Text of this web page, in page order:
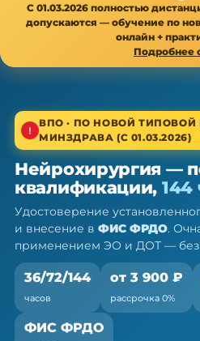
С 01.03.2026 полностью
допускаются — обучение по
онлайн +
Подробнее
Высшее звено · новая типовая
Нейрохирургия —
Очно (практика) + теория
работы
ВПО · ПО НОВОЙ
МИНЗДРАВА (С 01.03.2026)
Нейрохирургия —
квалификации, 144
Удостоверение
и внесение в ФИС ФРДО.
применением ЭО и ДОТ — без
36/72/144
часов
от 3 900 ₽
рассрочка 0%
ФИС ФРДО